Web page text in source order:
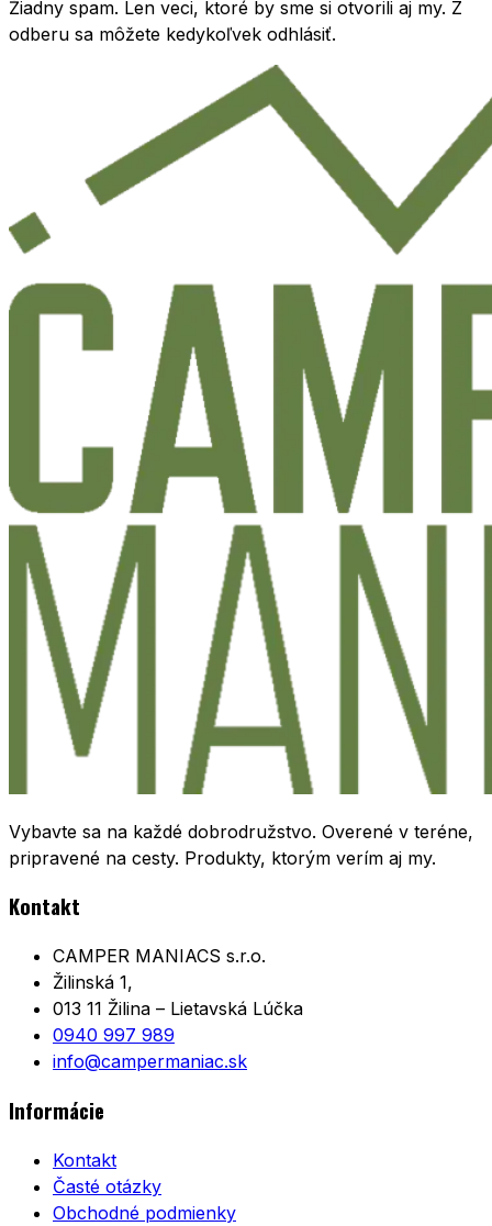
Žiadny spam. Len veci, ktoré by sme si otvorili aj my. Z
odberu sa môžete kedykoľvek odhlásiť.
Vybavte sa na každé dobrodružstvo. Overené v teréne,
pripravené na cesty. Produkty, ktorým verím aj my.
Kontakt
CAMPER MANIACS s.r.o.
Žilinská 1,
013 11 Žilina – Lietavská Lúčka
0940 997 989
info@campermaniac.sk
Informácie
Kontakt
Časté otázky
Obchodné podmienky